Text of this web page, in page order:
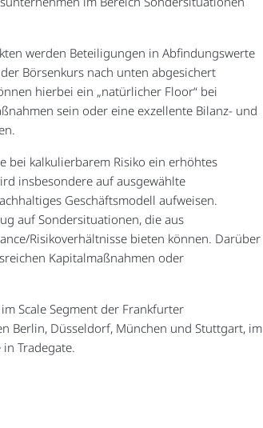
werden Beteiligungen in Abfindungswerte
Börsenkurs nach unten abgesichert
hierbei ein „natürlicher Floor“ bei
sein oder eine exzellente Bilanz- und
bei kalkulierbarem Risiko ein erhöhtes
insbesondere auf ausgewählte
Geschäftsmodell aufweisen.
auf Sondersituationen, die aus
Risikoverhältnisse bieten können. Darüber
Kapitalmaßnahmen oder
Scale Segment der Frankfurter
Berlin, Düsseldorf, München und Stuttgart, im
Tradegate.